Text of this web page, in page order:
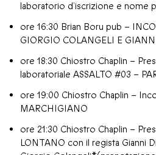
laboratorio d’iscrizione e nome
ore 16:30 Brian Boru pub –
GIORGIO COLANGELI E
ore 18:30 Chiostro Chaplin –
laboratoriale ASSALTO #03 –
ore 19:00 Chiostro Chaplin –
MARCHIGIANO
ore 21:30 Chiostro Chaplin –
LONTANO con il regista Gianni